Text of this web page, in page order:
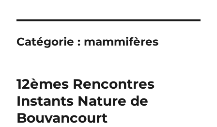
Catégorie : mammifères
12èmes Rencontres
Instants Nature de
Bouvancourt